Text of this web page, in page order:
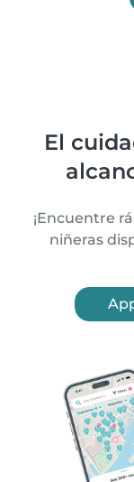
El
¡Encuentre
niñeras